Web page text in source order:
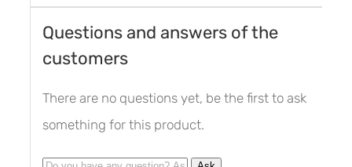
Questions and answers of the
customers
There are no questions yet, be the first to ask
something for this product.